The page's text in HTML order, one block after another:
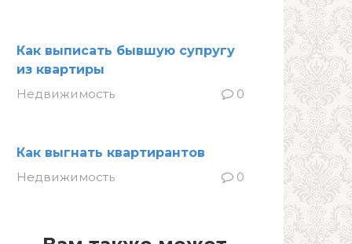
Как выписать бывшую супругу
из квартиры
Недвижимость
0
Как выгнать квартирантов
Недвижимость
0